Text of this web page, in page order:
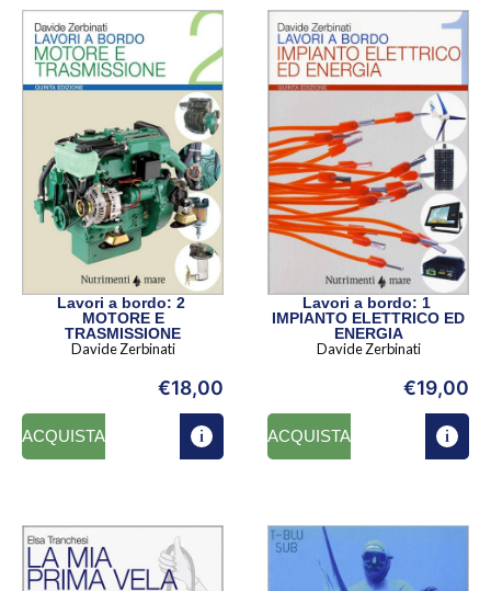
Lavori a bordo: 2
MOTORE E
TRASMISSIONE
Davide Zerbinati
€18,00
ACQUISTA
Lavori a bordo: 1
IMPIANTO ELETTRICO ED
ENERGIA
Davide Zerbinati
€19,00
ACQUISTA